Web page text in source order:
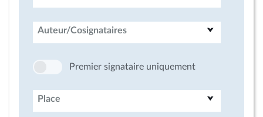
Auteur/Cosignataires
Premier signataire uniquement
Place